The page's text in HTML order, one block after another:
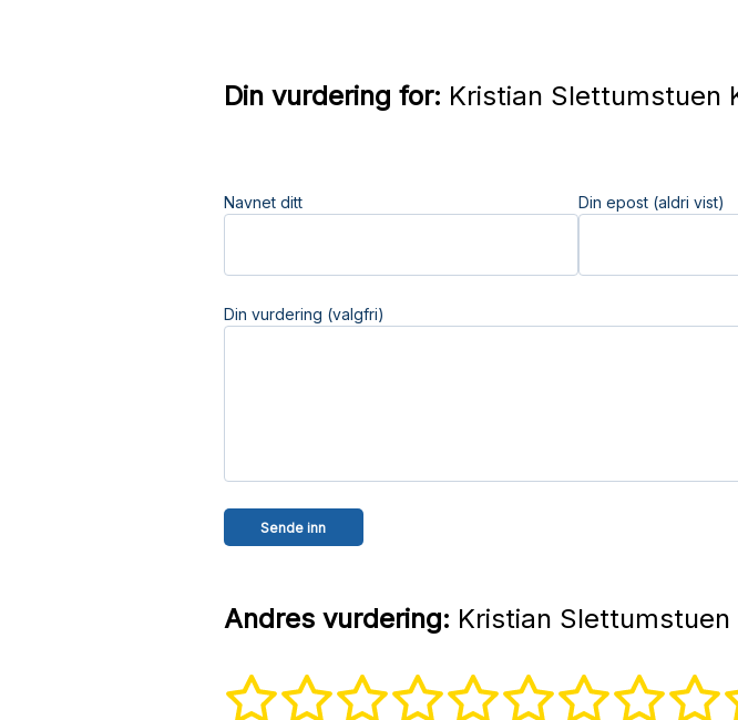
Din vurdering for: Kristian Slettumstuen
Navnet ditt Din epost (aldri vist)
Din vurdering (valgfri)
Andres vurdering: Kristian Slettumstuen